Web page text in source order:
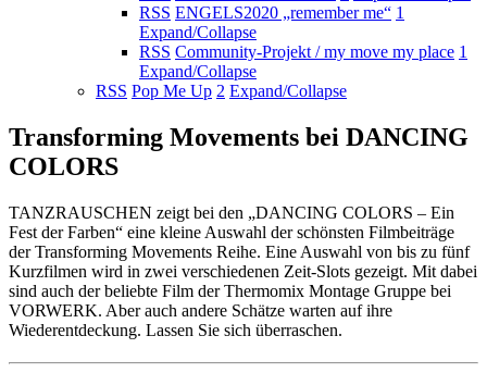
RSS ENGELS2020 „remember me“ 1
Expand/Collapse
RSS Community-Projekt / my move my place 1
Expand/Collapse
RSS Pop Me Up 2 Expand/Collapse
Transforming Movements bei DANCING
COLORS
TANZRAUSCHEN zeigt bei den „DANCING COLORS – Ein
Fest der Farben“ eine kleine Auswahl der schönsten Filmbeiträge
der Transforming Movements Reihe. Eine Auswahl von bis zu fünf
Kurzfilmen wird in zwei verschiedenen Zeit-Slots gezeigt. Mit dabei
sind auch der beliebte Film der Thermomix Montage Gruppe bei
VORWERK. Aber auch andere Schätze warten auf ihre
Wiederentdeckung. Lassen Sie sich überraschen.